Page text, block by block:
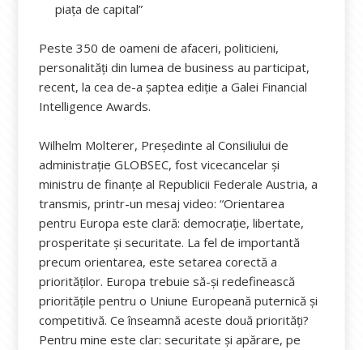
piața de capital”
Peste 350 de oameni de afaceri, politicieni,
personalități din lumea de business au participat,
recent, la cea de-a șaptea ediție a Galei Financial
Intelligence Awards.
Wilhelm Molterer, Președinte al Consiliului de
administrație GLOBSEC, fost vicecancelar și
ministru de finanțe al Republicii Federale Austria, a
transmis, printr-un mesaj video: “Orientarea
pentru Europa este clară: democrație, libertate,
prosperitate și securitate. La fel de importantă
precum orientarea, este setarea corectă a
priorităților. Europa trebuie să-și redefinească
prioritățile pentru o Uniune Europeană puternică și
competitivă. Ce înseamnă aceste două priorități?
Pentru mine este clar: securitate și apărare, pe